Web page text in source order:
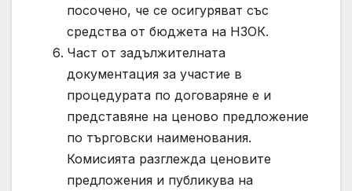
посочено, че се осигуряват със
средства от бюджета на НЗОК.
Част от задължителната
документация за участие в
процедурата по договаряне е и
представяне на ценово предложение
по търговски наименования.
Комисията разглежда ценовите
предложения и публикува на